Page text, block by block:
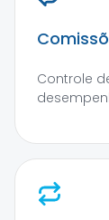
Controle